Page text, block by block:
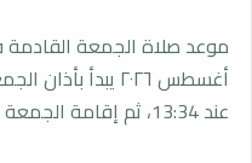
عند 13:34، ثم إقامة الجمعة أو بداية الصلاة عند 14:04.